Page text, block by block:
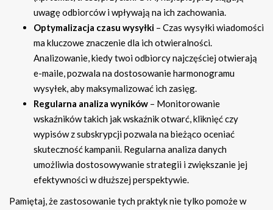
uwagę odbiorców i wpływają na ich zachowania.
Optymalizacja czasu wysyłki – Czas wysyłki wiadomości
ma kluczowe znaczenie dla ich otwieralności.
Analizowanie, kiedy twoi odbiorcy najczęściej otwierają
e-maile, pozwala na dostosowanie harmonogramu
wysyłek, aby maksymalizować ich zasięg.
Regularna analiza wyników – Monitorowanie
wskaźników takich jak wskaźnik otwarć, kliknięć czy
wypisów z subskrypcji pozwala na bieżąco oceniać
skuteczność kampanii. Regularna analiza danych
umożliwia dostosowywanie strategii i zwiększanie jej
efektywności w dłuższej perspektywie.
Pamiętaj, że zastosowanie tych praktyk nie tylko pomoże w